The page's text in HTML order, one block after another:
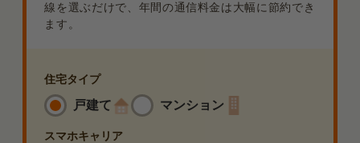
線を選ぶだけで、年間の通信料金は大幅に節約でき
ます。
住宅タイプ
戸建て マンション
スマホキャリア